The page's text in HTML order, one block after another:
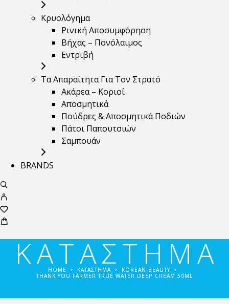
Κρυολόγημα
Ρινική Αποσυμφόρηση
Βήχας – Πονόλαιμος
Εντριβή
Τα Απαραίτητα Για Τον Στρατό
Ακάρεα – Κοριοί
Αποσμητικά
Πούδρες & Αποσμητικά Ποδιών
Πάτοι Παπουτσιών
Σαμπουάν
BRANDS
ΚΑΤΑΣΤΗΜΑ
HOME ΚΑΤΑΣΤΗΜΑ
KOREAN BEAUTY
THANK YOU FARMER TRUE WATER DEEP CREAM 50ML